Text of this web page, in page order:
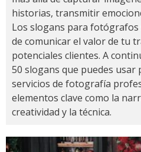
historias, transmitir
Los slogans para
de comunicar el valor de tu
potenciales clientes. A
50 slogans que puedes
servicios de fotografía
elementos clave como la
creatividad y la técnica.